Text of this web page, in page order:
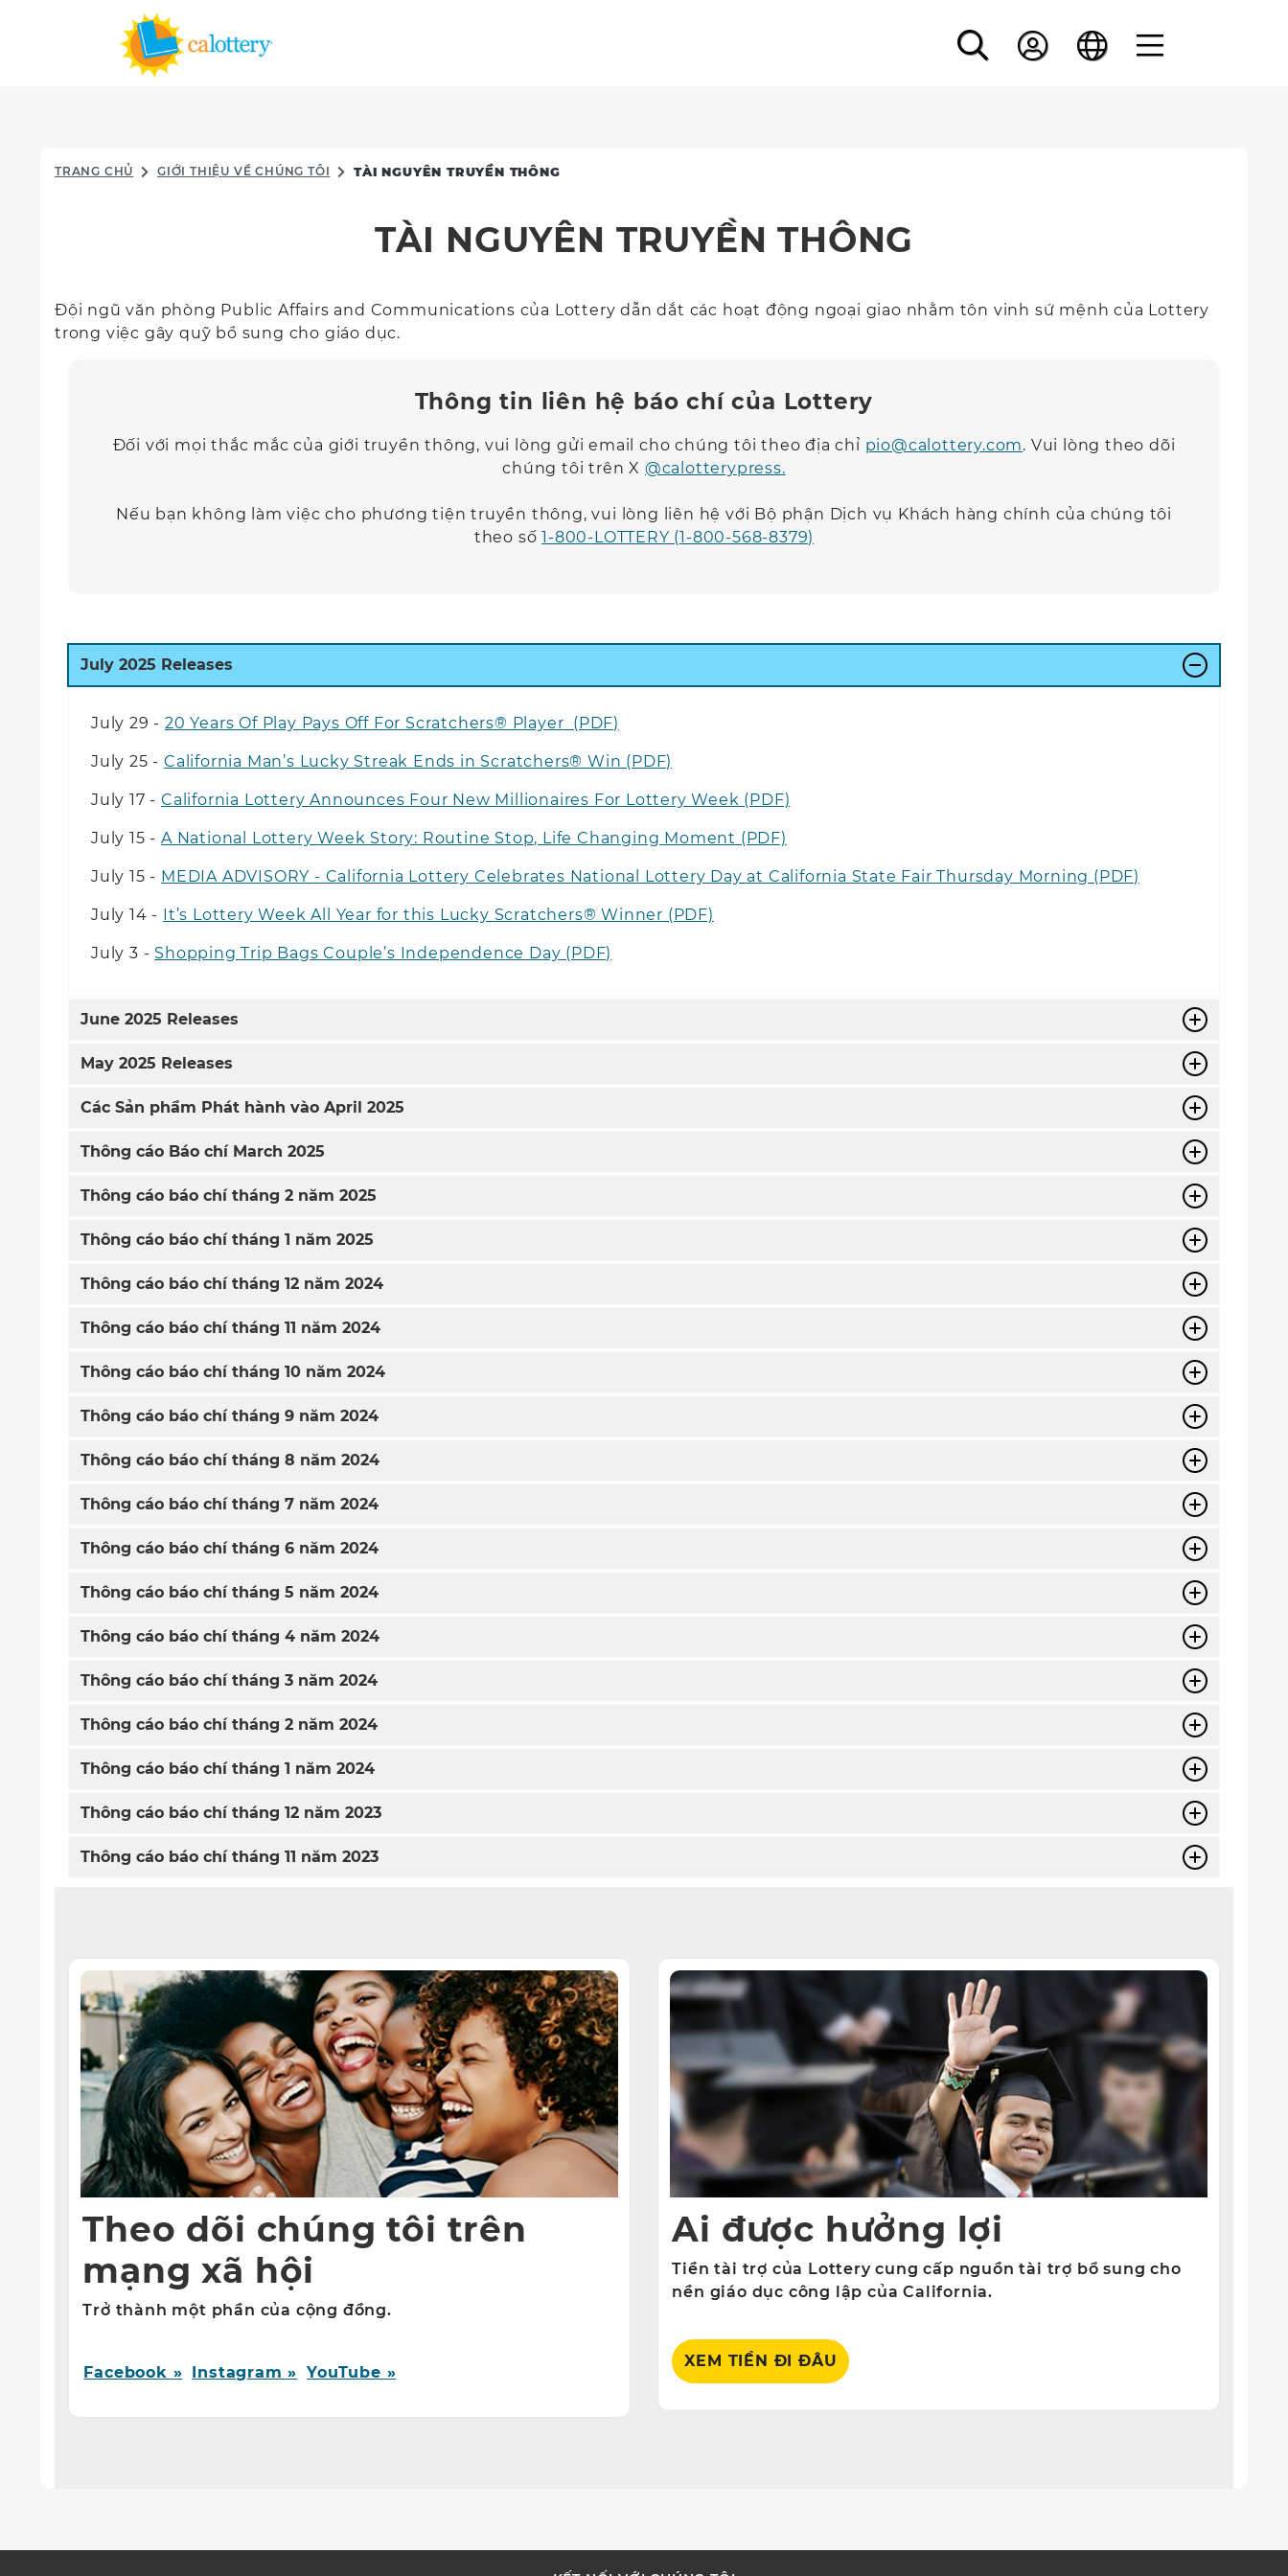
TRANG CHỦ GIỚI THIỆU VỀ CHÚNG TÔI TÀI NGUYÊN TRUYỀN THÔNG
TÀI NGUYÊN TRUYỀN THÔNG
Đội ngũ văn phòng Public Affairs and Communications của Lottery dẫn dắt các hoạt động ngoại giao nhằm tôn vinh sứ mệnh của Lottery
trong việc gây quỹ bổ sung cho giáo dục.
Thông tin liên hệ báo chí của Lottery
Đối với mọi thắc mắc của giới truyền thông, vui lòng gửi email cho chúng tôi theo địa chỉ pio@calottery.com. Vui lòng theo dõi
chúng tôi trên X @calotterypress.
Nếu bạn không làm việc cho phương tiện truyền thông, vui lòng liên hệ với Bộ phận Dịch vụ Khách hàng chính của chúng tôi
theo số1-800-LOTTERY (1-800-568-8379)
July 2025 Releases
July 29 -20 Years Of Play Pays Off For Scratchers® Player (PDF)
July 25 -California Man’s Lucky Streak Ends in Scratchers® Win (PDF)
July 17 - California Lottery Announces Four New Millionaires For Lottery Week (PDF)
July 15 - A National Lottery Week Story: Routine Stop, Life Changing Moment (PDF)
July 15 - MEDIA ADVISORY - California Lottery Celebrates National Lottery Day at California State Fair Thursday Morning (PDF)
July 14 - It’s Lottery Week All Year for this Lucky Scratchers® Winner (PDF)
July 3 - Shopping Trip Bags Couple’s Independence Day (PDF)
June 2025 Releases
May 2025 Releases
Các Sản phẩm Phát hành vào April 2025
Thông cáo Báo chí March 2025
Thông cáo báo chí tháng 2 năm 2025
Thông cáo báo chí tháng 1 năm 2025
Thông cáo báo chí tháng 12 năm 2024
Thông cáo báo chí tháng 11 năm 2024
Thông cáo báo chí tháng 10 năm 2024
Thông cáo báo chí tháng 9 năm 2024
Thông cáo báo chí tháng 8 năm 2024
Thông cáo báo chí tháng 7 năm 2024
Thông cáo báo chí tháng 6 năm 2024
Thông cáo báo chí tháng 5 năm 2024
Thông cáo báo chí tháng 4 năm 2024
Thông cáo báo chí tháng 3 năm 2024
Thông cáo báo chí tháng 2 năm 2024
Thông cáo báo chí tháng 1 năm 2024
Thông cáo báo chí tháng 12 năm 2023
Thông cáo báo chí tháng 11 năm 2023
Theo dõi chúng tôi trên
mạng xã hội
Trở thành một phần của cộng đồng.
Facebook » Instagram » YouTube »
Ai được hưởng lợi
Tiền tài trợ của Lottery cung cấp nguồn tài trợ bổ sung cho
nền giáo dục công lập của California.
XEM TIỀN ĐI ĐÂU